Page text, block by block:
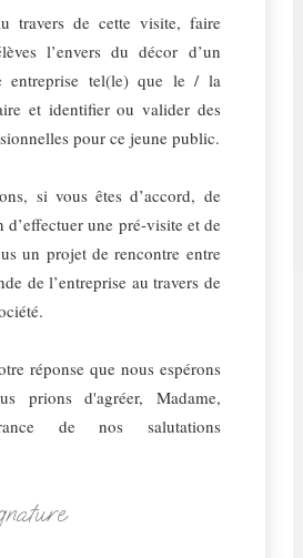
travers de cette visite, faire
l’envers du décor d’un
entreprise tel(le) que le / la
et identifier ou valider des
pour ce jeune public.
si vous êtes d’accord, de
d’effectuer une pré-visite et de
un projet de rencontre entre
de l’entreprise au travers de
réponse que nous espérons
prions d'agréer, Madame,
de nos salutations